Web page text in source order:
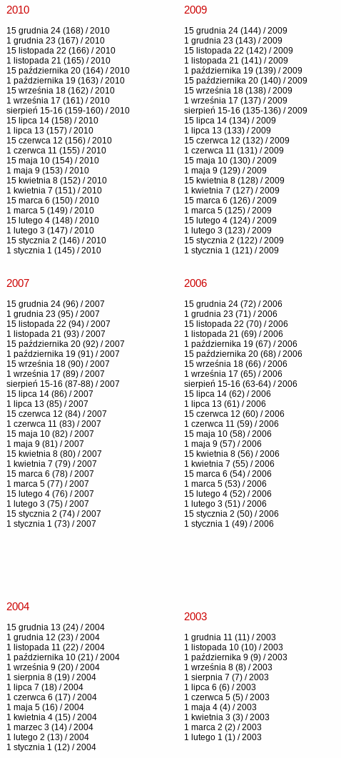
2010
15 grudnia 24 (168) / 2010
1 grudnia 23 (167) / 2010
15 listopada 22 (166) / 2010
1 listopada 21 (165) / 2010
15 października 20 (164) / 2010
1 października 19 (163) / 2010
15 września 18 (162) / 2010
1 września 17 (161) / 2010
sierpień 15-16 (159-160) / 2010
15 lipca 14 (158) / 2010
1 lipca 13 (157) / 2010
15 czerwca 12 (156) / 2010
1 czerwca 11 (155) / 2010
15 maja 10 (154) / 2010
1 maja 9 (153) / 2010
15 kwietnia 8 (152) / 2010
1 kwietnia 7 (151) / 2010
15 marca 6 (150) / 2010
1 marca 5 (149) / 2010
15 lutego 4 (148) / 2010
1 lutego 3 (147) / 2010
15 stycznia 2 (146) / 2010
1 stycznia 1 (145) / 2010
2009
15 grudnia 24 (144) / 2009
1 grudnia 23 (143) / 2009
15 listopada 22 (142) / 2009
1 listopada 21 (141) / 2009
1 października 19 (139) / 2009
15 października 20 (140) / 2009
15 września 18 (138) / 2009
1 września 17 (137) / 2009
sierpień 15-16 (135-136) / 2009
15 lipca 14 (134) / 2009
1 lipca 13 (133) / 2009
15 czerwca 12 (132) / 2009
1 czerwca 11 (131) / 2009
15 maja 10 (130) / 2009
1 maja 9 (129) / 2009
15 kwietnia 8 (128) / 2009
1 kwietnia 7 (127) / 2009
15 marca 6 (126) / 2009
1 marca 5 (125) / 2009
15 lutego 4 (124) / 2009
1 lutego 3 (123) / 2009
15 stycznia 2 (122) / 2009
1 stycznia 1 (121) / 2009
2007
15 grudnia 24 (96) / 2007
1 grudnia 23 (95) / 2007
15 listopada 22 (94) / 2007
1 listopada 21 (93) / 2007
15 października 20 (92) / 2007
1 października 19 (91) / 2007
15 września 18 (90) / 2007
1 września 17 (89) / 2007
sierpień 15-16 (87-88) / 2007
15 lipca 14 (86) / 2007
1 lipca 13 (85) / 2007
15 czerwca 12 (84) / 2007
1 czerwca 11 (83) / 2007
15 maja 10 (82) / 2007
1 maja 9 (81) / 2007
15 kwietnia 8 (80) / 2007
1 kwietnia 7 (79) / 2007
15 marca 6 (78) / 2007
1 marca 5 (77) / 2007
15 lutego 4 (76) / 2007
1 lutego 3 (75) / 2007
15 stycznia 2 (74) / 2007
1 stycznia 1 (73) / 2007
2006
15 grudnia 24 (72) / 2006
1 grudnia 23 (71) / 2006
15 listopada 22 (70) / 2006
1 listopada 21 (69) / 2006
1 października 19 (67) / 2006
15 października 20 (68) / 2006
15 września 18 (66) / 2006
1 września 17 (65) / 2006
sierpień 15-16 (63-64) / 2006
15 lipca 14 (62) / 2006
1 lipca 13 (61) / 2006
15 czerwca 12 (60) / 2006
1 czerwca 11 (59) / 2006
15 maja 10 (58) / 2006
1 maja 9 (57) / 2006
15 kwietnia 8 (56) / 2006
1 kwietnia 7 (55) / 2006
15 marca 6 (54) / 2006
1 marca 5 (53) / 2006
15 lutego 4 (52) / 2006
1 lutego 3 (51) / 2006
15 stycznia 2 (50) / 2006
1 stycznia 1 (49) / 2006
2004
15 grudnia 13 (24) / 2004
1 grudnia 12 (23) / 2004
1 listopada 11 (22) / 2004
1 października 10 (21) / 2004
1 września 9 (20) / 2004
1 sierpnia 8 (19) / 2004
1 lipca 7 (18) / 2004
1 czerwca 6 (17) / 2004
1 maja 5 (16) / 2004
1 kwietnia 4 (15) / 2004
1 marzec 3 (14) / 2004
1 lutego 2 (13) / 2004
1 stycznia 1 (12) / 2004
2003
1 grudnia 11 (11) / 2003
1 listopada 10 (10) / 2003
1 października 9 (9) / 2003
1 września 8 (8) / 2003
1 sierpnia 7 (7) / 2003
1 lipca 6 (6) / 2003
1 czerwca 5 (5) / 2003
1 maja 4 (4) / 2003
1 kwietnia 3 (3) / 2003
1 marca 2 (2) / 2003
1 lutego 1 (1) / 2003